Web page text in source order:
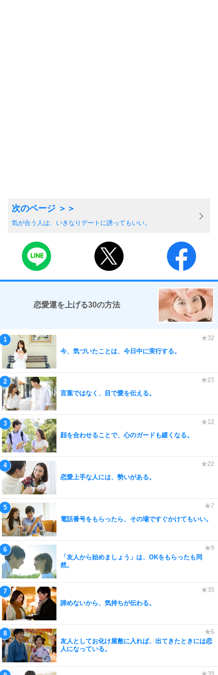
気が合う人は、いきなりデートに誘ってもいい。
恋愛運を上げる30の方法
今、気づいたことは、今日中に実行する。
言葉ではなく、目で愛を伝える。
顔を合わせることで、心のガードも緩くなる。
恋愛上手な人には、勢いがある。
電話番号をもらったら、その場ですぐかけてもいい。
「友人から始めましょう」は、OKをもらったも同
然。
諦めないから、気持ちが伝わる。
友人としてお化け屋敷に入れば、出てきたときには恋
人になっている。